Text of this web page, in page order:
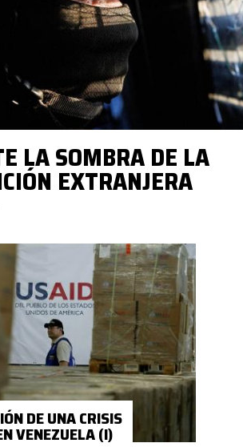
LA SOMBRA DE LA
EXTRANJERA
DE UNA CRISIS
VENEZUELA (I)